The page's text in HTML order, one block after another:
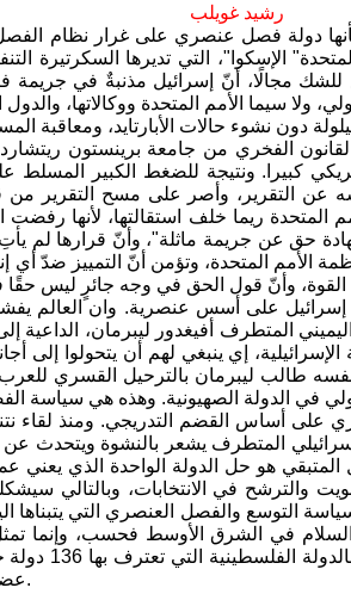
رشيد غويلب
دولة فصل عنصري على غرار نظام
الإسكوا"، التي تديرها السكرتيرة
للشك مجالًا، أنّ إسرائيل مذنبةٌ في جريمة
سيما الأمم المتحدة ووكالاتها، والدول
أستاذ القانون الفخري من جامعة برينستون
كبيرا. ونتيجة للضغط الكبير المسلط
عن التقرير، وأصر على مسح التقرير من
المتحدة ريما خلف استقالتها، لأنها
حق عن جريمة ماثلة"، وأنّ قرارها لم
الأمم المتحدة، وتؤمن أنّ التمييز ضدّ
على أسس عنصرية. وان العالم
المتطرف أفيغدور ليبرمان، الداعية
بدلا من الجنسية الإسرائيلية، إي ينبغي لهم أن
طالب ليبرمان بالترحيل القسري
المتطرف يشعر بالنشوة ويتحدث عن
المتبقي هو حل الدولة الواحدة الذي يعني
في الانتخابات، وبالتالي
التوسع والفصل العنصري التي يتبناها
السلام في الشرق الأوسط فحسب، وإنما
السلام العالمي. وإن الرد
عضويتها في الأمم المتحدة.